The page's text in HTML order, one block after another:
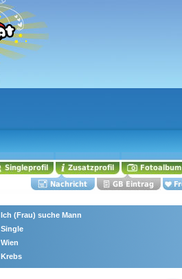
Ich (Frau) suche Mann
Single
Wien
Krebs